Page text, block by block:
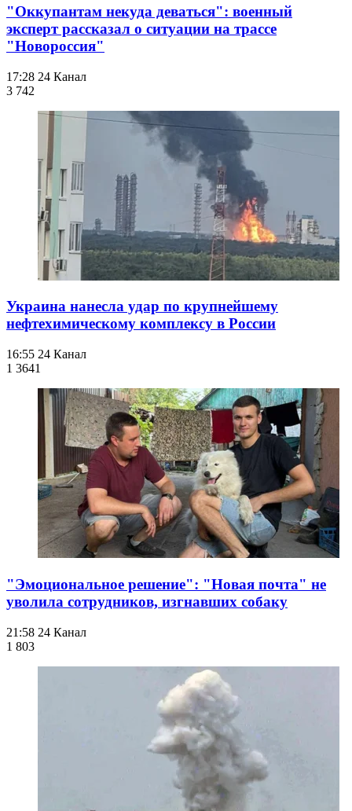
"Оккупантам некуда деваться": военный
эксперт рассказал о ситуации на трассе
"Новороссия"
17:28 24 Канал
3 742
Украина нанесла удар по крупнейшему
нефтехимическому комплексу в России
16:55 24 Канал
1 3641
"Эмоциональное решение": "Новая почта" не
уволила сотрудников, изгнавших собаку
21:58 24 Канал
1 803